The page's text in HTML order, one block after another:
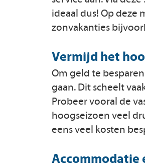
ideaal dus! Op deze
zonvakanties
Vermijd het
Om geld te
gaan. Dit scheelt
Probeer vooral de
hoogseizoen veel
eens veel kosten
Accommodatie